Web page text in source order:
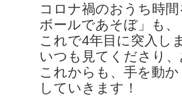
コロナ禍のおうち時
ボールであそぼ」も、
これで4年目に突入し
いつも見てくださり
これからも、手を動
していきます！